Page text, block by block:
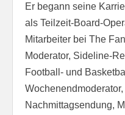
Er begann seine
als Teilzeit-Board-
Mitarbeiter bei The
Moderator, Sideline-
Football- und
Nachmittagsendung,